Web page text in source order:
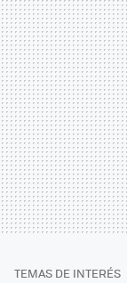
TEMAS DE INTERÉS